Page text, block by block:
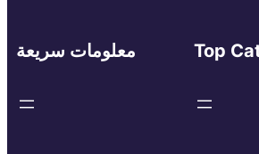
معلومات سريعة Top